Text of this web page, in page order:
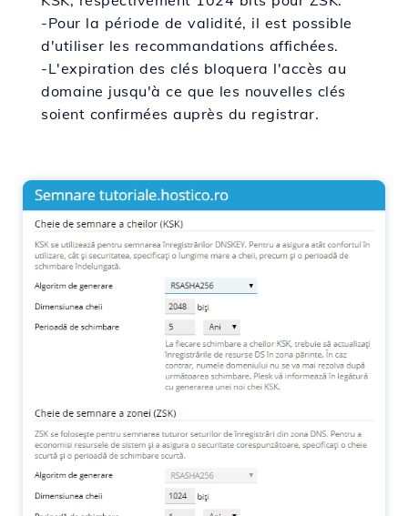
-Pour la période de validité, il est possible
d'utiliser les recommandations affichées.
-L'expiration des clés bloquera l'accès au
domaine jusqu'à ce que les nouvelles clés
soient confirmées auprès du registrar.